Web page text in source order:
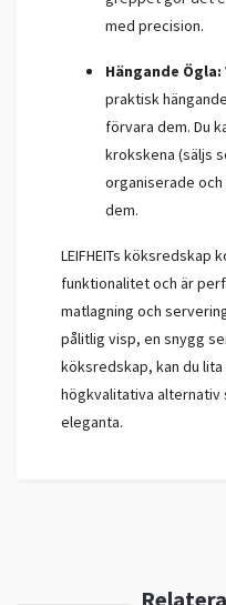
med precision.
Hängande Ögla:
praktisk
förvara dem. Du
krokskena (säljs
organiserade
dem.
LEIFHEITs köksredskap
funktionalitet och är
matlagning och
pålitlig visp, en snygg
köksredskap, kan du lita
högkvalitativa alternativ
eleganta.